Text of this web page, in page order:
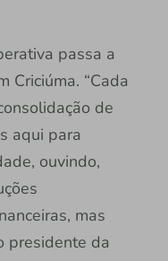
passa a
Criciúma. “Cada
de
aqui para
ouvindo,
mas
presidente da